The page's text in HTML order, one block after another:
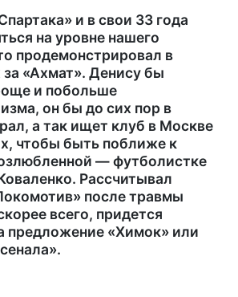
и в свои 33 года
на уровне нашего
продемонстрировал в
за «Ахмат». Денису бы
и побольше
он бы до сих пор в
а так ищет клуб в Москве
чтобы быть поближе к
— футболистке
Рассчитывал
после травмы
всего, придется
предложение «Химок» или